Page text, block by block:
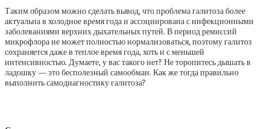
Таким образом можно сделать вывод, что проблема галитоза более
актуальна в холодное время года и ассоциирована с инфекционными
заболеваниями верхних дыхательных путей. В период ремиссий
микрофлора не может полностью нормализоваться, поэтому галитоз
сохраняется даже в теплое время года, хоть и с меньшей
интенсивностью. Думаете, у вас такого нет? Не торопитесь дышать в
ладошку — это бесполезный самообман. Как же тогда правильно
выполнить самодиагностику галитоза?